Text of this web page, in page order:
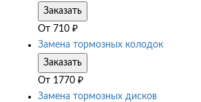
Заказать
От 710 ₽
Замена тормозных колодок
Заказать
От 1770 ₽
Замена тормозных дисков